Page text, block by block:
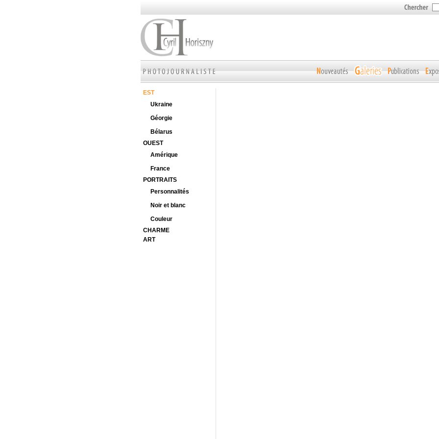
EST
Ukraine
Géorgie
Bélarus
OUEST
Amérique
France
PORTRAITS
Personnalités
Noir et blanc
Couleur
CHARME
ART